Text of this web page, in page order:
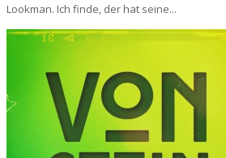
Lookman. Ich finde, der hat seine...